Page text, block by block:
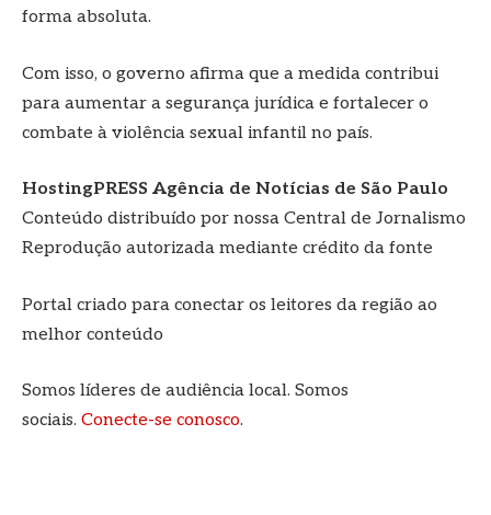
forma absoluta.
Com isso, o governo afirma que a medida contribui
para aumentar a segurança jurídica e fortalecer o
combate à violência sexual infantil no país.
HostingPRESS Agência de Notícias de São Paulo
Conteúdo distribuído por nossa Central de Jornalismo
Reprodução autorizada mediante crédito da fonte
Portal criado para conectar os leitores da região ao
melhor conteúdo
Somos líderes de audiência local. Somos
sociais. Conecte-se conosco.